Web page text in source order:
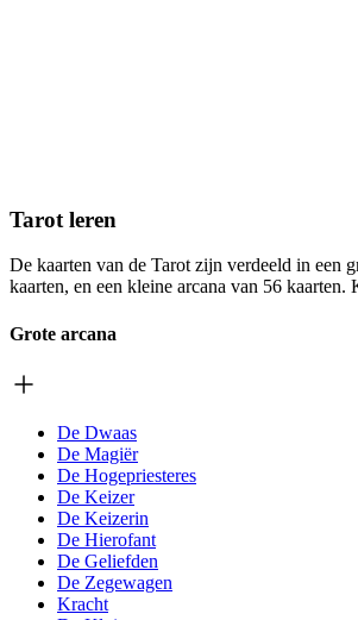
Tarot leren
De kaarten van de Tarot zijn verdeeld in een
kaarten, en een kleine arcana van 56 kaarten.
Grote arcana
De Dwaas
De Magiër
De Hogepriesteres
De Keizer
De Keizerin
De Hierofant
De Geliefden
De Zegewagen
Kracht